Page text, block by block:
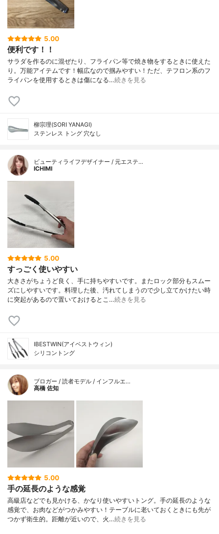
5.00
便利です！！
サラダを作るのに混ぜたり、フライパン等で焼き物をするときに使えた
り。万能アイテムです！幅広なので掴みやすい！ただ、テフロン系のフ
ライパンを使用するときは傷になる…続きを見る
柳宗理(SORI YANAGI)
ステンレス トング 穴なし
ビューティライフデザイナー / 元エステ…
ICHIMI
5.00
すっごく使いやすい
大きさがちょうど良く、手に持ちやすいです。またロック部分もスムー
ズにしやすいです。料理した後、汚れてしまうので少し立てかけたい時
に突起があるので置いておけるとこ…続きを見る
IBESTWIN(アイベストウィン)
シリコントング
ブロガー / 読者モデル / インフルエ…
高橋 佐知
5.00
手の延長のような感覚
高級店などでも見かける、かなり使いやすいトング。手の延長のような
感覚で、お肉などがつかみやすい！テーブルに老いておくときにも先が
つかず衛生的。距離が近いので、火…続きを見る